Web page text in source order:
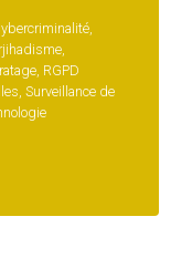
,
RGPD
Surveillance de